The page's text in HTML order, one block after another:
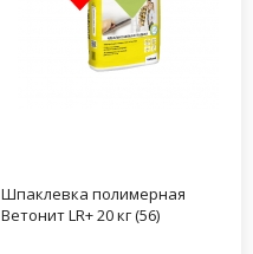
Шпаклевка полимерная
Ветонит LR+ 20 кг (56)